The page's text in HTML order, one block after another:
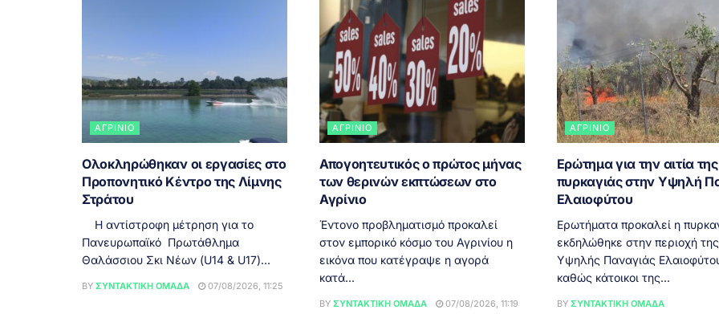
ΑΓΡΊΝΙΟ
Ολοκληρώθηκαν οι εργασίες στο
Προπονητικό Κέντρο της Λίμνης
Στράτου
Η αντίστροφη μέτρηση για το
Πανευρωπαϊκό Πρωτάθλημα
Θαλάσσιου Σκι Νέων (U14 & U17)...
BY ΣΥΝΤΑΚΤΙΚΉ ΟΜΆΔΑ 07/08/2026, 11:25
ΑΓΡΊΝΙΟ
Απογοητευτικός ο πρώτος μήνας
των θερινών εκπτώσεων στο
Αγρίνιο
Έντονο προβληματισμό προκαλεί
στον εμπορικό κόσμο του Αγρινίου η
εικόνα που κατέγραψε η αγορά
κατά...
BY ΣΥΝΤΑΚΤΙΚΉ ΟΜΆΔΑ 07/08/2026, 11:19
ΑΓΡΊΝΙΟ
Ερώτημα για την αιτία της
πυρκαγιάς στην Υψηλή
Ελαιοφύτου
Ερωτήματα προκαλεί η
εκδηλώθηκε στην περιοχή της
Υψηλής Παναγιάς
καθώς κάτοικοι της...
BY ΣΥΝΤΑΚΤΙΚΉ ΟΜΆΔΑ